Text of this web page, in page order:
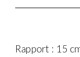
Rapport : 15